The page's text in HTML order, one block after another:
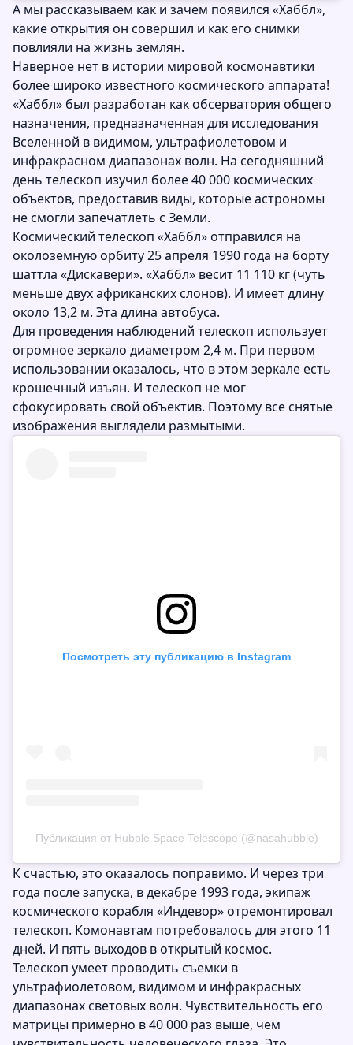
А мы рассказываем как и зачем появился «Хаббл»,
какие открытия он совершил и как его снимки
повлияли на жизнь землян.
Наверное нет в истории мировой космонавтики
более широко известного космического аппарата!
«Хаббл» был разработан как обсерватория общего
назначения, предназначенная для исследования
Вселенной в видимом, ультрафиолетовом и
инфракрасном диапазонах волн. На сегодняшний
день телескоп изучил более 40 000 космических
объектов, предоставив виды, которые астрономы
не смогли запечатлеть с Земли.
Космический телескоп «Хаббл» отправился на
околоземную орбиту 25 апреля 1990 года на борту
шаттла «Дискавери». «Хаббл» весит 11 110 кг (чуть
меньше двух африканских слонов). И имеет длину
около 13,2 м. Эта длина автобуса.
Для проведения наблюдений телескоп использует
огромное зеркало диаметром 2,4 м. При первом
использовании оказалось, что в этом зеркале есть
крошечный изъян. И телескоп не мог
сфокусировать свой объектив. Поэтому все снятые
изображения выглядели размытыми.
Посмотреть эту публикацию в Instagram
Публикация от Hubble Space Telescope (@nasahubble)
К счастью, это оказалось поправимо. И через три
года после запуска, в декабре 1993 года, экипаж
космического корабля «Индевор» отремонтировал
телескоп. Комонавтам потребовалось для этого 11
дней. И пять выходов в открытый космос.
Телескоп умеет проводить съемки в
ультрафиолетовом, видимом и инфракрасных
диапазонах световых волн. Чувствительность его
матрицы примерно в 40 000 раз выше, чем